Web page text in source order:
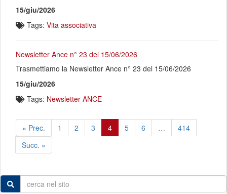
15/giu/2026
Tags: Vita associativa
Newsletter Ance n° 23 del 15/06/2026
Trasmettiamo la Newsletter Ance n° 23 del 15/06/2026
15/giu/2026
Tags: Newsletter ANCE
« Prec. 1 2 3 4 5 6 …
414
Succ. »